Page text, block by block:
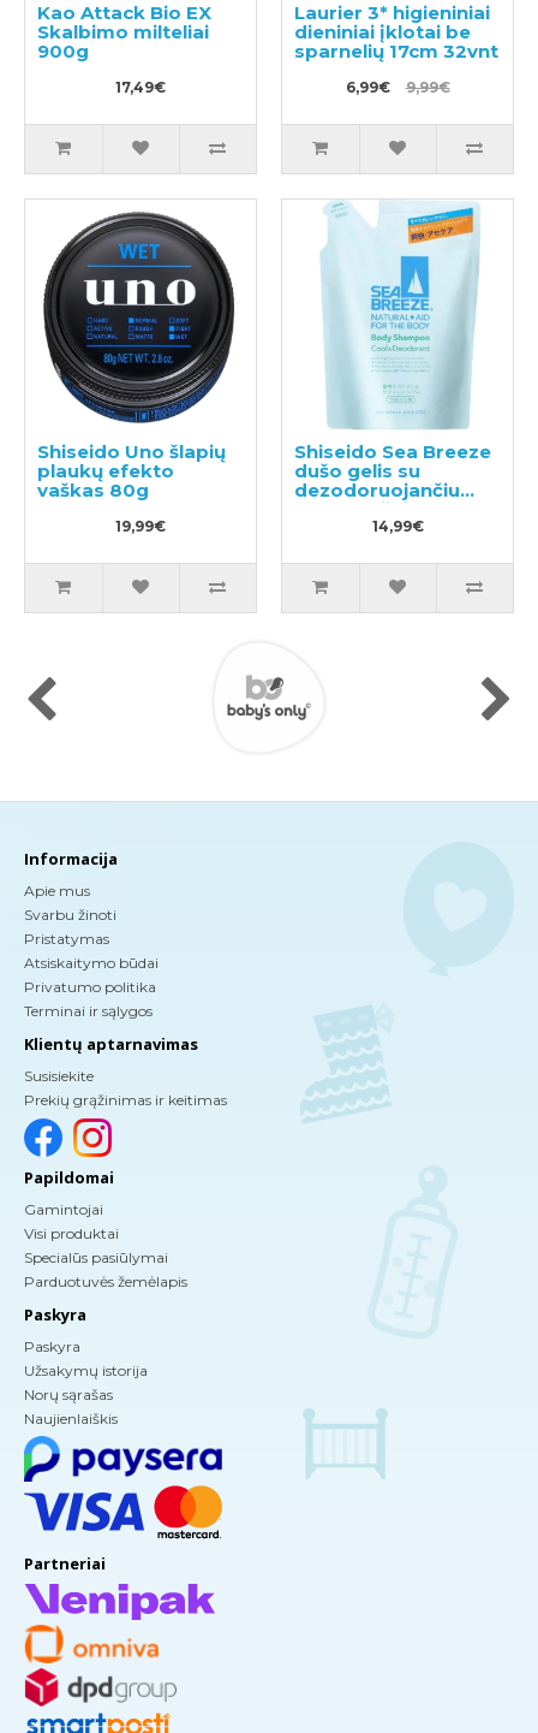
Kao Attack Bio EX
Skalbimo milteliai
900g
17,49€
Laurier 3* higieniniai
dieniniai įklotai be
sparnelių 17cm 32vnt
6,99€ 9,99€
Shiseido Uno šlapių
plaukų efekto
vaškas 80g
19,99€
Shiseido Sea Breeze
dušo gelis su
dezodoruojančiu
efektu, užpildas
14,99€
Informacija
Apie mus
Svarbu žinoti
Pristatymas
Atsiskaitymo būdai
Privatumo politika
Terminai ir sąlygos
Klientų aptarnavimas
Susisiekite
Prekių grąžinimas ir keitimas
Papildomai
Gamintojai
Visi produktai
Specialūs pasiūlymai
Parduotuvės žemėlapis
Paskyra
Paskyra
Užsakymų istorija
Norų sąrašas
Naujienlaiškis
Partneriai